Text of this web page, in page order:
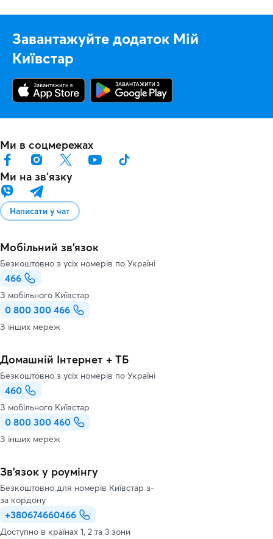
Завантажуйте додаток Мій
Київстар
Ми в соцмережах
Ми на звʼязку
Написати у чат
Мобільний зв'язок
Безкоштовно з усіх номерів по Україні
466
З мобільного Київстар
0 800 300 466
З інших мереж
Домашній Інтернет + ТБ
Безкоштовно з усіх номерів по Україні
460
З мобільного Київстар
0 800 300 460
З інших мереж
Зв’язок у роумінгу
Безкоштовно для номерів Київстар з-
за кордону
+380674660466
Доступно в країнах 1, 2 та 3 зони